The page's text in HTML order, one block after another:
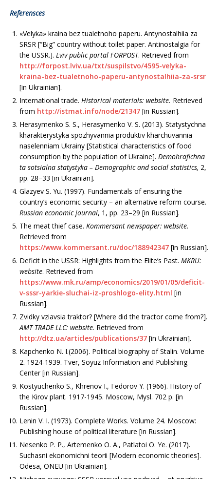
Referensces
«Velyka» kraina bez tualetnoho paperu. Antynostalhiia za
SRSR [“Big” country without toilet paper. Antinostalgia for
the USSR.]. Lviv public portal FORPOST. Retrieved from
http://forpost.lviv.ua/txt/suspilstvo/4595-velyka-
kraina-bez-tualetnoho-paperu-antynostalhiia-za-srsr
[in Ukrainian].
International trade. Historical materials: website. Retrieved
from http://istmat.info/node/21347 [in Rus­sian].
Herasymenko S. S., Herasymenko V. S. (2013). Statystychna
kharakterystyka spozhyvannia produktiv khar­chuvannia
naselenniam Ukrainy [Statistical characteristics of food
consumption by the population of Ukraine]. Demohrafichna
ta sotsialna statystyka – Demographic and social statistics, 2,
рр. 28–33 [in Ukrainian].
Glazyev S. Yu. (1997). Fundamentals of ensuring the
country’s economic security – an alternative reform course.
Russian economic journal, 1, рр. 23–29 [in Russian].
The meat thief case. Kommersant newspaper: website.
Retrieved from
https://www.kommersant.ru/doc/188942347 [in Russian].
Deficit in the USSR: Highlights from the Elite’s Past. MKRU:
website. Retrieved from
https://www.mk.ru/amp/economics/2019/01/05/deficit-
v-sssr-yarkie-sluchai-iz-proshlogo-elity.html [in
Russian].
Zvidky vziavsia traktor? [Where did the tractor come from?].
AMT TRADE LLC: website. Retrieved from
http://dtz.ua/articles/publications/37 [in Ukrainian].
Kapchenko N. I.(2006). Political biography of Stalin. Volume
2. 1924-1939. Tver, Soyuz Information and Publishing
Center [in Russian].
Kostyuchenko S., Khrenov I., Fedorov Y. (1966). History of
the Kirov plant. 1917-1945. Moscow, Mysl. 702 p. [in
Russian].
Lenin V. I. (1973). Complete Works. Volume 24. Moscow:
Publishing house of political literature [in Russian].
Nesenko P. P., Artemenko O. A., Patlatoi O. Ye. (2017).
Suchasni ekonomichni teorii [Modern economic theories].
Odesa, ONEU [in Ukrainian].